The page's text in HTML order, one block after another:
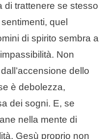
di trattenere se stesso
quel
di spirito sembra a
Non
dello
è debolezza,
dei sogni. E, se
nella mente di
Gesù proprio non